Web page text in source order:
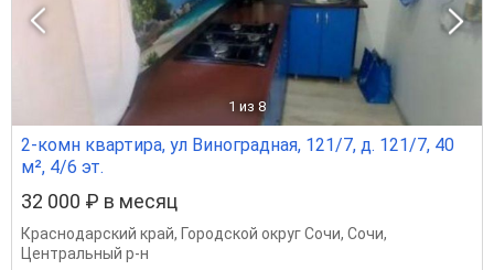
1 из 8
2-комн квартира, ул Виноградная, 121/7, д. 121/7, 40
м², 4/6 эт.
32 000 ₽ в месяц
Краснодарский край, Городской округ Сочи, Сочи,
Центральный р-н